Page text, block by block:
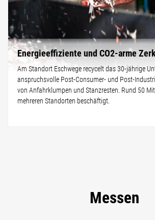
Energieeffiziente und CO2-arme
Am Standort Eschwege recycelt das 30-jährige
anspruchsvolle Post-Consumer- und Post-
von Anfahrklumpen und Stanzresten. Rund 50
mehreren Standorten beschäftigt.
Messen